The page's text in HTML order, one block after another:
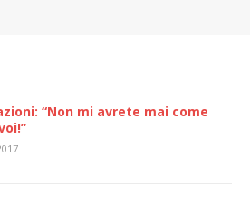
“Non mi avrete mai come